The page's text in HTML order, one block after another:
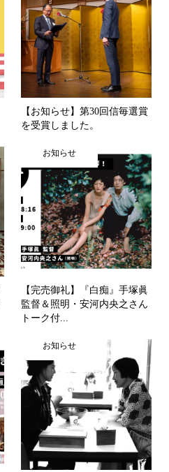
【お知らせ】第30回信毎選賞
を受賞しました。
お知らせ
【完売御礼】『白痴』手塚眞
監督＆照明・安河内央之さん
トーク付...
お知らせ